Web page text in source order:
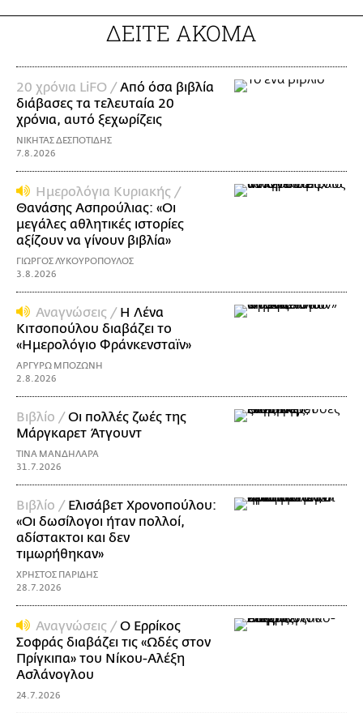
ΔΕΙΤΕ ΑΚΟΜΑ
20 χρόνια LiFO /Από όσα βιβλία
διάβασες τα τελευταία 20
χρόνια, αυτό ξεχωρίζεις
ΝΙΚΗΤΑΣ ΔΕΣΠΟΤΙΔΗΣ
7.8.2026
Ημερολόγια Κυριακής /
Θανάσης Ασπρούλιας: «Οι
μεγάλες αθλητικές ιστορίες
αξίζουν να γίνουν βιβλία»
ΓΙΩΡΓΟΣ ΛΥΚΟΥΡΟΠΟΥΛΟΣ
3.8.2026
Αναγνώσεις / Η Λένα
Κιτσοπούλου διαβάζει το
«Ημερολόγιο Φράνκενσταϊν»
ΑΡΓΥΡΩ ΜΠΟΖΩΝΗ
2.8.2026
Βιβλίο /Οι πολλές ζωές της
Μάργκαρετ Άτγουντ
ΤΙΝΑ ΜΑΝΔΗΛΑΡΑ
31.7.2026
Βιβλίο / Ελισάβετ Χρονοπούλου:
«Οι δωσίλογοι ήταν πολλοί,
αδίστακτοι και δεν
τιμωρήθηκαν»
ΧΡΗΣΤΟΣ ΠΑΡΙΔΗΣ
28.7.2026
Αναγνώσεις /Ο Ερρίκος
Σοφράς διαβάζει τις «Ωδές στον
Πρίγκιπα» του Νίκoυ-Αλέξη
Ασλάνογλου
24.7.2026